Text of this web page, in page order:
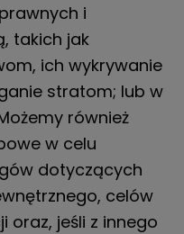
i
takich jak
ich wykrywanie
stratom; lub w
również
w celu
dotyczących
celów
oraz, jeśli z innego